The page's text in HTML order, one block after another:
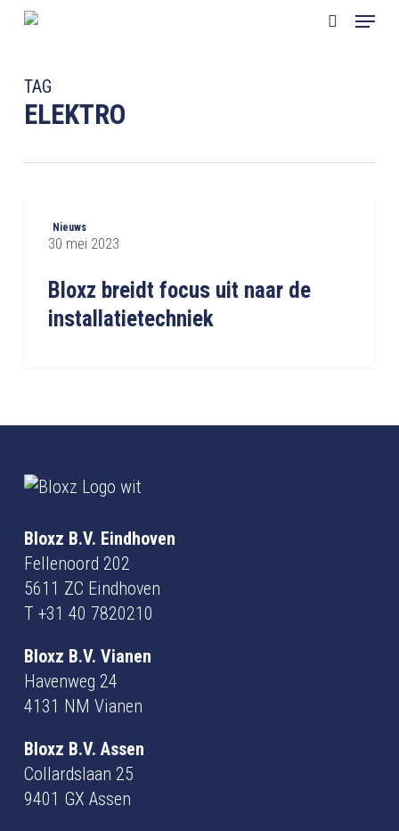
Skip
content
Menu
TAG
ELEKTRO
breidt
naar
Nieuws
30 mei 2023
Bloxz breidt focus uit naar de
installatietechniek
Bloxz B.V. Eindhoven
Fellenoord 202
5611 ZC Eindhoven
T +31 40 7820210
Bloxz B.V. Vianen
Havenweg 24
4131 NM Vianen
Bloxz B.V. Assen
Collardslaan 25
9401 GX Assen